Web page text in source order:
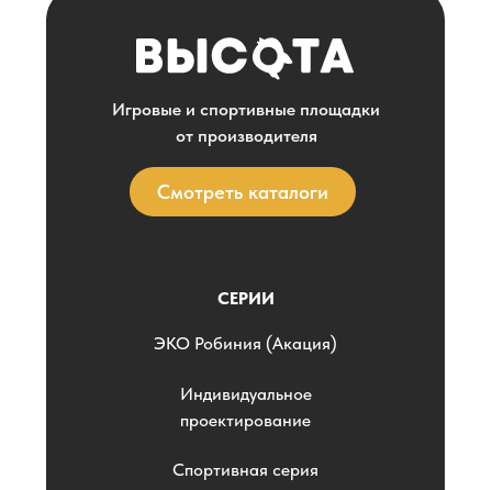
Смотреть каталоги
Игровые и спортивные площадки
от производителя
СЕРИИ
ЭKO Робиния (Акация)
Спортивная серия
Индивидуальное
проектирование